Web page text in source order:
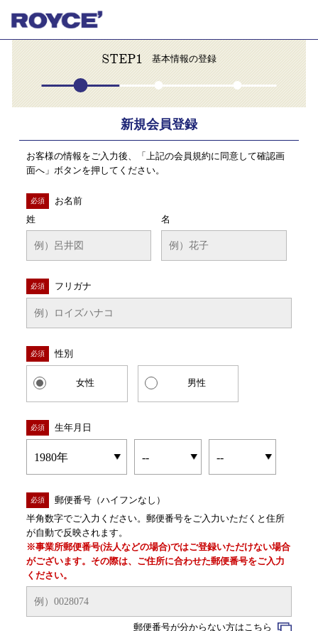
STEP1 基本情報の登録
新規会員登録
お客様の情報をご入力後、「上記の会員規約に同意して確認画
面へ」ボタンを押してください。
必須
お名前
姓
名
必須 フリガナ
必須 性別
女性 男性
必須 生年月日
必須
郵便番号（ハイフンなし）
半角数字でご入力ください。郵便番号をご入力いただくと住所
が自動で反映されます。
※事業所郵便番号(法人などの場合)ではご登録いただけない場合
がございます。その際は、ご住所に合わせた郵便番号をご入力
ください。
郵便番号が分からない方はこちら